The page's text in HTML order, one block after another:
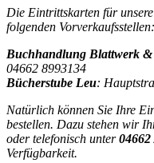
Die Eintrittskarten für
folgenden Vorverkaufsstellen:
Buchhandlung Blattwerk
04662 8993134
Bücherstube Leu:
Natürlich können Sie Ihre
bestellen. Dazu stehen wir
oder telefonisch unter04662
Verfügbarkeit.